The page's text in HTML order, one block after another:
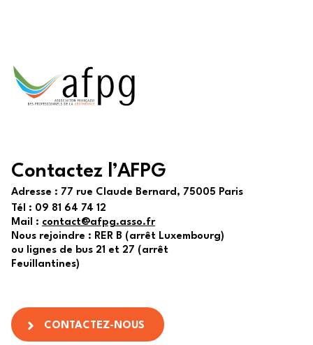
Contactez l’AFPG
Adresse : 77 rue Claude Bernard, 75005 Paris
Tél : 09 81 64 74 12
Mail : contact@afpg.asso.fr
Nous rejoindre : RER B (arrêt Luxembourg)
ou lignes de bus 21 et 27 (arrêt
Feuillantines)
CONTACTEZ-NOUS